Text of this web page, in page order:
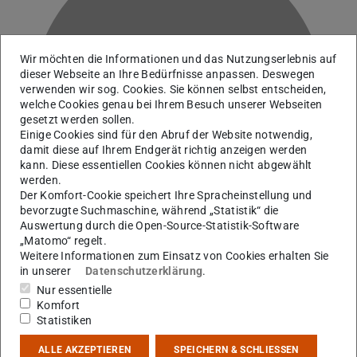
G
Sekretariat
Auszubildende
Wir möchten die Informationen und das Nutzungserlebnis auf
dieser Webseite an Ihre Bedürfnisse anpassen. Deswegen
verwenden wir sog. Cookies. Sie können selbst entscheiden,
welche Cookies genau bei Ihrem Besuch unserer Webseiten
gesetzt werden sollen.
Einige Cookies sind für den Abruf der Website notwendig,
damit diese auf Ihrem Endgerät richtig anzeigen werden
kann. Diese essentiellen Cookies können nicht abgewählt
werden.
Der Komfort-Cookie speichert Ihre Spracheinstellung und
bevorzugte Suchmaschine, während „Statistik“ die
Auswertung durch die Open-Source-Statistik-Software
„Matomo“ regelt.
Weitere Informationen zum Einsatz von Cookies erhalten Sie
in unserer
Datenschutzerklärung.
Nur essentielle
Komfort
Statistiken
ALLE AKZEPTIEREN SPEICHERN & SCHLIESSEN